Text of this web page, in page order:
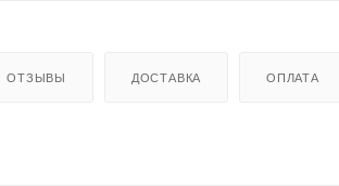
ОТЗЫВЫ ДОСТАВКА ОПЛАТА